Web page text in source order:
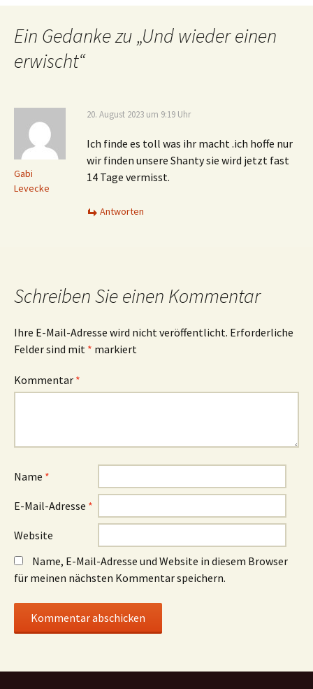
Ein Gedanke zu „Und wieder einen
erwischt“
Gabi
Levecke
20. August 2023 um 9:19 Uhr
Ich finde es toll was ihr macht .ich hoffe nur
wir finden unsere Shanty sie wird jetzt fast
14 Tage vermisst.
Antworten
Schreiben Sie einen Kommentar
Ihre E-Mail-Adresse wird nicht veröffentlicht. Erforderliche
Felder sind mit * markiert
Kommentar *
Name *
E-Mail-Adresse *
Website
Name, E-Mail-Adresse und Website in diesem Browser
für meinen nächsten Kommentar speichern.